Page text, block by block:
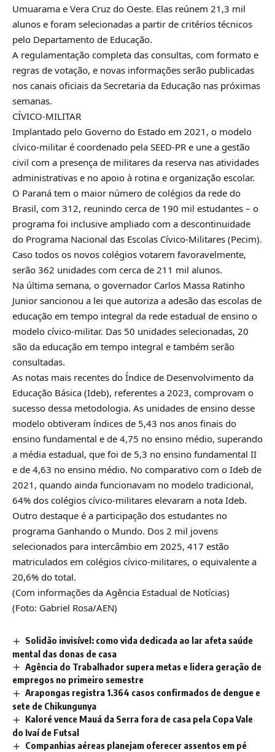
Umuarama e Vera Cruz do Oeste. Elas reúnem 21,3 mil
alunos e foram selecionadas a partir de critérios técnicos
pelo Departamento de Educação.
A regulamentação completa das consultas, com formato e
regras de votação, e novas informações serão publicadas
nos canais oficiais da Secretaria da Educação nas próximas
semanas.
CÍVICO-MILITAR
Implantado pelo Governo do Estado em 2021, o modelo
cívico-militar é coordenado pela SEED-PR e une a gestão
civil com a presença de militares da reserva nas atividades
administrativas e no apoio à rotina e organização escolar.
O Paraná tem o maior número de colégios da rede do
Brasil, com 312, reunindo cerca de 190 mil estudantes – o
programa foi inclusive ampliado com a descontinuidade
do Programa Nacional das Escolas Cívico-Militares (Pecim).
Caso todos os novos colégios votarem favoravelmente,
serão 362 unidades com cerca de 211 mil alunos.
Na última semana, o governador Carlos Massa Ratinho
Junior sancionou a lei que autoriza a adesão das escolas de
educação em tempo integral da rede estadual de ensino o
modelo cívico-militar. Das 50 unidades selecionadas, 20
são da educação em tempo integral e também serão
consultadas.
As notas mais recentes do Índice de Desenvolvimento da
Educação Básica (Ideb), referentes a 2023, comprovam o
sucesso dessa metodologia. As unidades de ensino desse
modelo obtiveram índices de 5,43 nos anos finais do
ensino fundamental e de 4,75 no ensino médio, superando
a média estadual, que foi de 5,3 no ensino fundamental II
e de 4,63 no ensino médio. No comparativo com o Ideb de
2021, quando ainda funcionavam no modelo tradicional,
64% dos colégios cívico-militares elevaram a nota Ideb.
Outro destaque é a participação dos estudantes no
programa Ganhando o Mundo. Dos 2 mil jovens
selecionados para intercâmbio em 2025, 417 estão
matriculados em colégios cívico-militares, o equivalente a
20,6% do total.
(Com informações da Agência Estadual de Notícias)
(Foto: Gabriel Rosa/AEN)
Solidão invisível: como vida dedicada ao lar afeta saúde
mental das donas de casa
Agência do Trabalhador supera metas e lidera geração de
empregos no primeiro semestre
Arapongas registra 1.364 casos confirmados de dengue e
sete de Chikungunya
Kaloré vence Mauá da Serra fora de casa pela Copa Vale
do Ivaí de Futsal
Companhias aéreas planejam oferecer assentos em pé